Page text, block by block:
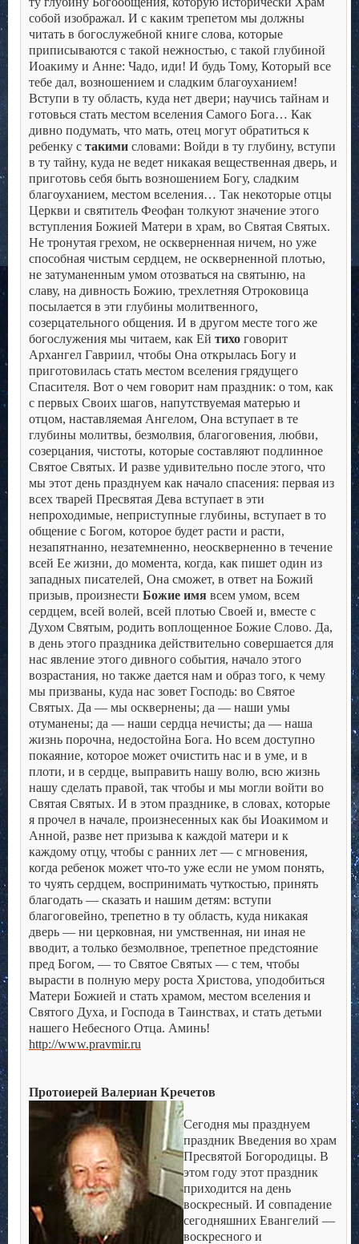
собой изображал. И с каким трепетом мы должны
читать в богослужебной книге слова, которые
приписываются с такой нежностью, с такой глубиной
Иоакиму и Анне: Чадо, иди! И будь Тому, Который все
тебе дал, возношением и сладким благоуханием!
Вступи в ту область, куда нет двери; научись тайнам и
готовься стать местом вселения Самого Бога… Как
дивно подумать, что мать, отец могут обратиться к
ребенку с такими словами: Войди в ту глубину, вступи
в ту тайну, куда не ведет никакая вещественная дверь, и
приготовь себя быть возношением Богу, сладким
благоуханием, местом вселения… Так некоторые отцы
Церкви и святитель Феофан толкуют значение этого
вступления Божией Матери в храм, во Святая Святых.
Не тронутая грехом, не оскверненная ничем, но уже
способная чистым сердцем, не оскверненной плотью,
не затуманенным умом отозваться на святыню, на
славу, на дивность Божию, трехлетняя Отроковица
посылается в эти глубины молитвенного,
созерцательного общения. И в другом месте того же
богослужения мы читаем, как Ей тихо говорит
Архангел Гавриил, чтобы Она открылась Богу и
приготовилась стать местом вселения грядущего
Спасителя. Вот о чем говорит нам праздник: о том, как
с первых Своих шагов, напутствуемая матерью и
отцом, наставляемая Ангелом, Она вступает в те
глубины молитвы, безмолвия, благоговения, любви,
созерцания, чистоты, которые составляют подлинное
Святое Святых. И разве удивительно после этого, что
мы этот день празднуем как начало спасения: первая из
всех тварей Пресвятая Дева вступает в эти
непроходимые, неприступные глубины, вступает в то
общение с Богом, которое будет расти и расти,
незапятнанно, незатемненно, неоскверненно в течение
всей Ее жизни, до момента, когда, как пишет один из
западных писателей, Она сможет, в ответ на Божий
призыв, произнести Божие имя всем умом, всем
сердцем, всей волей, всей плотью Своей и, вместе с
Духом Святым, родить воплощенное Божие Слово. Да,
в день этого праздника действительно совершается для
нас явление этого дивного события, начало этого
возрастания, но также дается нам и образ того, к чему
мы призваны, куда нас зовет Господь: во Святое
Святых. Да — мы осквернены; да — наши умы
отуманены; да — наши сердца нечисты; да — наша
жизнь порочна, недостойна Бога. Но всем доступно
покаяние, которое может очистить нас и в уме, и в
плоти, и в сердце, выправить нашу волю, всю жизнь
нашу сделать правой, так чтобы и мы могли войти во
Святая Святых. И в этом празднике, в словах, которые
я прочел в начале, произнесенных как бы Иоакимом и
Анной, разве нет призыва к каждой матери и к
каждому отцу, чтобы с ранних лет — с мгновения,
когда ребенок может что-то уже если не умом понять,
то чуять сердцем, воспринимать чуткостью, принять
благодать — сказать и нашим детям: вступи
благоговейно, трепетно в ту область, куда никакая
дверь — ни церковная, ни умственная, ни иная не
вводит, а только безмолвное, трепетное предстояние
пред Богом, — то Святое Святых — с тем, чтобы
вырасти в полную меру роста Христова, уподобиться
Матери Божией и стать храмом, местом вселения и
Святого Духа, и Господа в Таинствах, и стать детьми
нашего Небесного Отца. Аминь!
http://www.pravmir.ru
Протоиерей Валериан Кречетов
Сегодня мы празднуем
праздник Введения во храм
Пресвятой Богородицы. В
этом году этот праздник
приходится на день
воскресный. И совпадение
сегодняшних Евангелий —
воскресного и